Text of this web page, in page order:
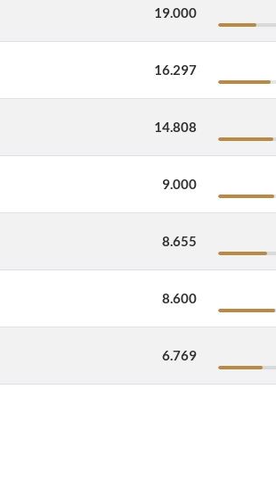
19.000
16.297
14.808
9.000
8.655
8.600
6.769